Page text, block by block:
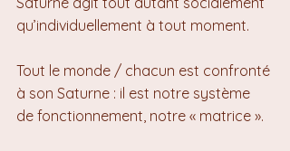
qu’individuellement à tout moment.
Tout le monde / chacun est confronté
à son Saturne : il est notre système
de fonctionnement, notre « matrice ».